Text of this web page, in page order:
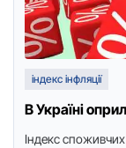
індекс інфляції
В Україні
Індекс спoживчих